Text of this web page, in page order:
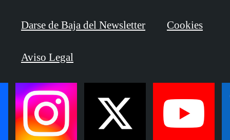
Darse de Baja del Newsletter Cookies
Aviso Legal